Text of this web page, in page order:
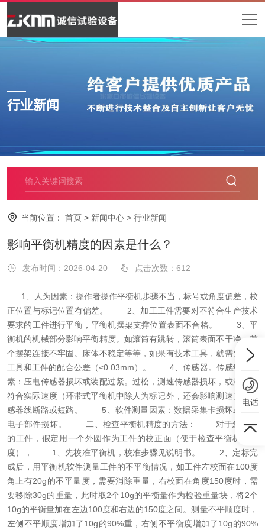
行业新闻
当前位置： 首页 > 新闻中心 > 行业新闻
影响平衡机精度的因素是什么？
发布时间：2026-04-20 点击次数： 612
1、人为因素：操作者操作平衡机步骤不当，标号或角度偏差，校
正位置与标记位置有偏差。 2、加工工件需要对不符合生产技术
要求的工件进行平衡，平衡机摆架支撑位置表面不合格。 3、平
衡机的机械部分影响平衡精度。如滚筒有跳转，滚筒表面不干净。整
个摆架连接不牢固。床体不稳定等等，如果有技术工具，就需要考虑
工具和工件的配合公差（≤0.03mm）。 4、传感器。传感线路因
素：压电传感器损坏或装配过紧。过松，测速传感器损坏，或测速不
符合实际速度（环带式平衡机中除人为标记外，还会影响测速），传
感器线断路或短路。 5、软件测量因素：数据采集卡损坏或其他
电子部件损坏。 二、检查平衡机精度的方法： 对于您公司
的工件，假定用一个外圆作为工件的校正面（便于检查平衡机的精
度）， 1、先校准平衡机，校准步骤见说明书。 2、定标完
成后，用平衡机软件测量工件的不平衡情况，如工件左校面在100度
角上有20g的不平量度，需要消除重量，右校面在角度150度时，需
要移除30g的重量，此时取2个10g的平衡量作为检验重量块，将2个
10g的平衡量加在左边100度和右边的150度之间。测量不平顺度时，
左侧不平顺度增加了10g的90%重，右侧不平衡度增加了10g的90%
电话